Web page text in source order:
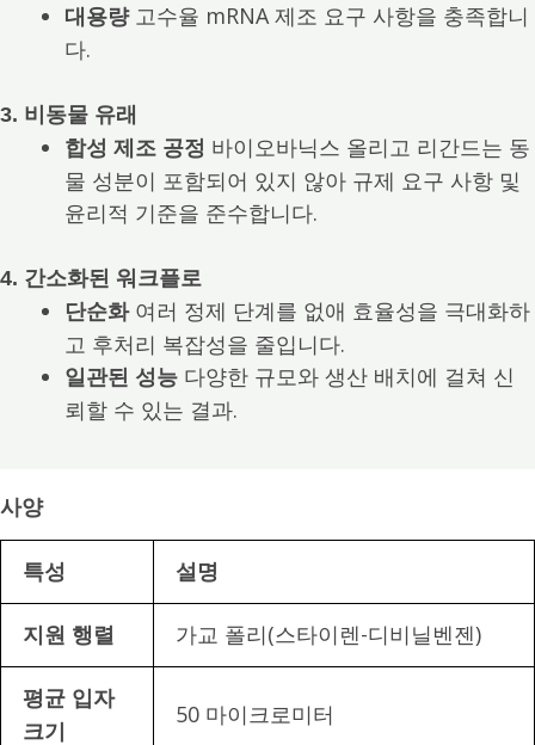
대용량고수율 mRNA 제조 요구 사항을 충족합니
다.
3. 비동물 유래
합성 제조 공정 바이오바닉스 올리고 리간드는 동
물 성분이 포함되어 있지 않아 규제 요구 사항 및
윤리적 기준을 준수합니다.
4. 간소화된 워크플로
단순화여러 정제 단계를 없애 효율성을 극대화하
고 후처리 복잡성을 줄입니다.
일관된 성능 다양한 규모와 생산 배치에 걸쳐 신
뢰할 수 있는 결과.
사양
특성 설명
지원 행렬 가교 폴리(스타이렌-디비닐벤젠)
평균 입자
크기
50 마이크로미터